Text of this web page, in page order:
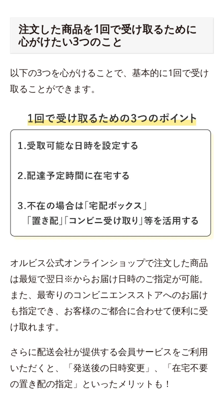
注文した商品を1回で受け取るために
心がけたい3つのこと
以下の3つを心がけることで、基本的に1回で受け
取ることができます。
オルビス公式オンラインショップで注文した商品
は最短で翌日※からお届け日時のご指定が可能。
また、最寄りのコンビニエンスストアへのお届け
も指定でき、お客様のご都合に合わせて便利に受
け取れます。
さらに配送会社が提供する会員サービスをご利用
いただくと、「発送後の日時変更」、「在宅不要
の置き配の指定」といったメリットも！